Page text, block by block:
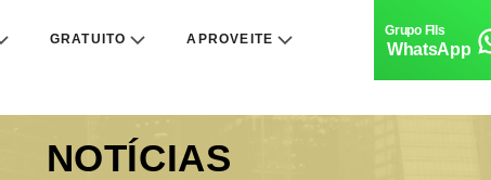
GRATUITO APROVEITE
WhatsApp
NOTÍCIAS